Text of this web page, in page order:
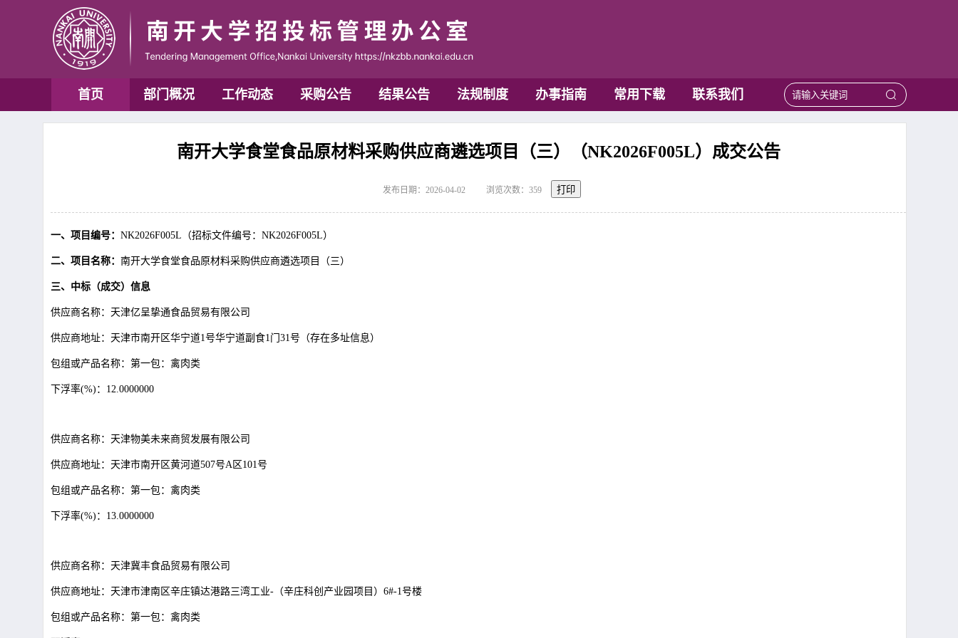
首页 部门概况 工作动态 采购公告 结果公告 法规制度 办事指南 常用下载 联系我们
南开大学食堂食品原材料采购供应商遴选项目（三）（NK2026F005L）成交公告
发布日期：2026-04-02 浏览次数： 359 打印
一、项目编号： NK2026F005L （招标文件编号： NK2026F005L）
二、项目名称： 南开大学食堂食品原材料采购供应商遴选项目（三）
三、中标（成交）信息
供应商名称：天津亿呈挚通食品贸易有限公司
供应商地址：天津市南开区华宁道1号华宁道副食1门31号（存在多址信息）
包组或产品名称：第一包：禽肉类
下浮率(%)：12.0000000
供应商名称：天津物美未来商贸发展有限公司
供应商地址：天津市南开区黄河道507号A区101号
包组或产品名称：第一包：禽肉类
下浮率(%)：13.0000000
供应商名称：天津冀丰食品贸易有限公司
供应商地址：天津市津南区辛庄镇达港路三湾工业-（辛庄科创产业园项目）6#-1号楼
包组或产品名称：第一包：禽肉类